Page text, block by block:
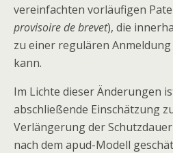
vereinfachten vorläufigen
provisoire de brevet), die
zu einer regulären
kann.
Im Lichte dieser Änderungen
abschließende Einschätzung
Verlängerung der
nach dem apud-Modell